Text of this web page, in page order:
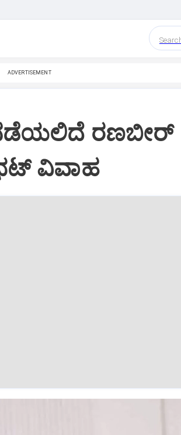
ADVERTISEMENT
ನಡೆಯಲಿದೆ ರಣಬೀರ್
ವಿವಾಹ